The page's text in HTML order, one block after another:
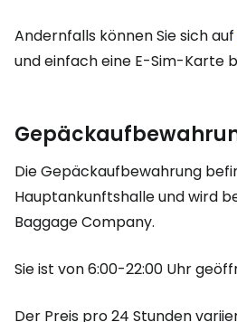
Andernfalls können Sie sich auf
und einfach eine E-Sim-Karte
Die Gepäckaufbewahrung
Hauptankunftshalle und wird
Baggage Company.
Sie ist von 6:00-22:00 Uhr
Der Preis pro 24 Stunden